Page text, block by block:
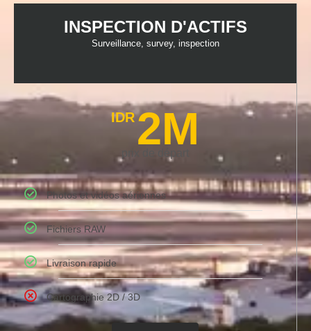
INSPECTION D'ACTIFS
Surveillance, survey, inspection
IDR2M
Photos et vidéos aériennes
Fichiers RAW
Livraison rapide
Cartographie 2D / 3D